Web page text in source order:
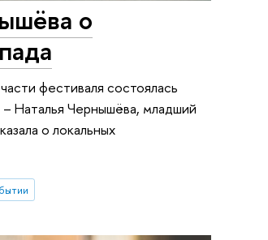
о
фестиваля состоялась
Наталья Чернышёва, младший
о локальных